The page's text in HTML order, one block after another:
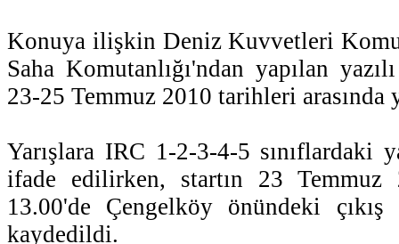
Konuya ilişkin Deniz Kuvvetleri
Saha Komutanlığı'ndan yapılan
23-25 Temmuz 2010 tarihleri arasında
Yarışlara IRC 1-2-3-4-5 sınıflardaki
ifade edilirken, startın 23 Temmuz
13.00'de Çengelköy önündeki çıkış
kaydedildi.